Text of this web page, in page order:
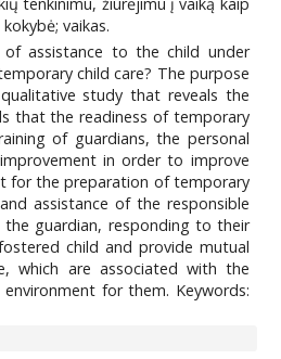
vaikas.
assistance to the child under
child care? The purpose
study that reveals the
that the readiness of temporary
of guardians, the personal
in order to improve
for the preparation of temporary
assistance of the responsible
guardian, responding to their
child and provide mutual
which are associated with the
for them. Keywords: